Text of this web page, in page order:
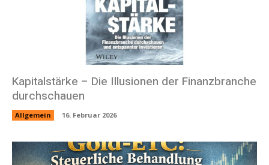
Kapitalstärke – Die Illusionen der Finanzbranche
durchschauen
Allgemein 16. Februar 2026